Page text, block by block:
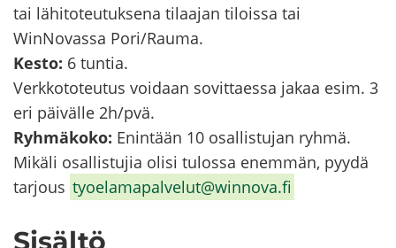
tai lä­hi­to­teu­tuk­se­na ti­laa­jan ti­lois­sa tai
WinNovassa Pori/Rauma.
Kesto: 6 tun­tia.
Verk­ko­to­teu­tus voi­daan so­vit­taes­sa jakaa esim. 3
eri päi­väl­le 2h/pvä.
Ryh­mä­ko­ko: Enin­tään 10 osal­lis­tu­jan ryhmä.
Mi­kä­li osal­lis­tu­jia olisi tu­los­sa enem­män, pyydä
tar­jous ty­oe­la­ma­pal­ve­lut@winnova.fi
Si­säl­tö